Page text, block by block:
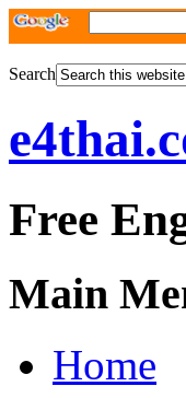
Search
Free
Main
Home